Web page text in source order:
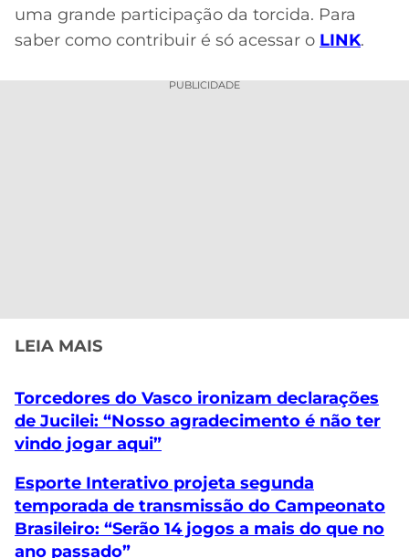
uma grande participação da torcida. Para
saber como contribuir é só acessar o LINK.
PUBLICIDADE
LEIA MAIS
Torcedores do Vasco ironizam declarações
de Jucilei: “Nosso agradecimento é não ter
vindo jogar aqui”
Esporte Interativo projeta segunda
temporada de transmissão do Campeonato
Brasileiro: “Serão 14 jogos a mais do que no
ano passado”